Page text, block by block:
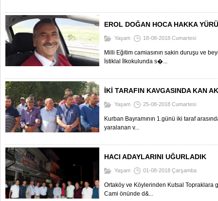
EROL DOĞAN HOCA HAKKA
Yaşam 18-08-2018 Cumartesi
Milli Eğitim camiasının sakin duruşu ve
İstiklal İlkokulunda s�...
İKİ TARAFIN KAVGASINDA KAN
Yaşam 25-08-2018 Cumartesi
Kurban Bayramının 1.günü iki taraf
yaralanan v...
HACI ADAYLARINI UĞURLADIK
Yaşam 01-08-2018 Çarşamba
Ortaköy ve Köylerinden Kutsal Topraklara
Cami önünde d&...